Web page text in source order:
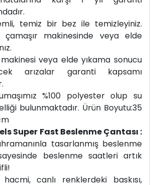
temiz bir bez ile temizleyiniz.
çamaşır makinesinde veya elde
veya elde yıkama sonucu
arızalar garanti kapsamı
%100 polyester olup su
bulunmaktadır. Ürün Boyutu:35
Super Fast Beslenme Çantası :
tasarlanmış beslenme
beslenme saatleri artık
canlı renklerdeki baskısı,